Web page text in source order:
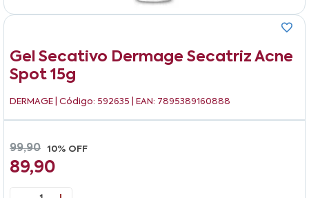
Gel Secativo Dermage Secatriz Acne
Spot 15g
DERMAGE | Código: 592635 | EAN: 7895389160888
99,90 10% OFF
89,90